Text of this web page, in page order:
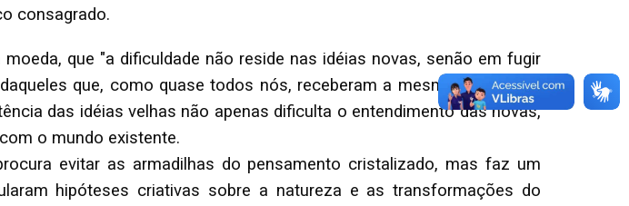
consagrado.
que "a dificuldade não reside nas idéias novas, senão em fugir
que, como quase todos nós, receberam a mesma formação."
das idéias velhas não apenas dificulta o entendimento das novas,
o mundo existente.
evitar as armadilhas do pensamento cristalizado, mas faz um
hipóteses criativas sobre a natureza e as transformações do